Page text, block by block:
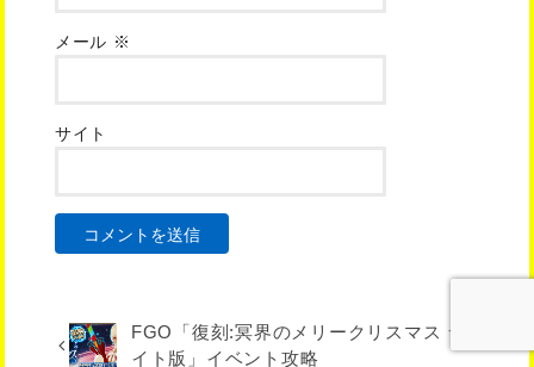
メール ※
サイト
FGO「復刻:冥界のメリークリスマス ラ
イト版」イベント攻略